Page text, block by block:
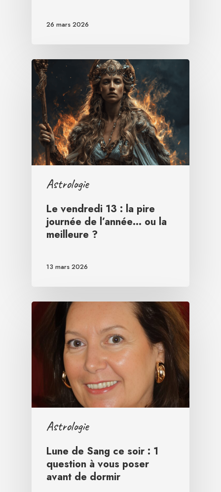
26 mars 2026
Astrologie
Le vendredi 13 : la pire
journée de l’année… ou la
meilleure ?
13 mars 2026
Astrologie
Lune de Sang ce soir : 1
question à vous poser
avant de dormir